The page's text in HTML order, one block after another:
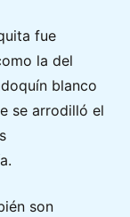
fue
la del
blanco
se arrodilló el
son